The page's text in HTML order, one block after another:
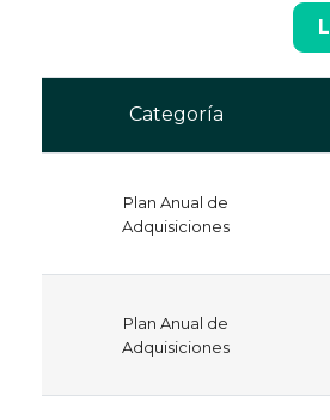
Categoría
Plan Anual de
Adquisiciones
Plan Anual de
Adquisiciones